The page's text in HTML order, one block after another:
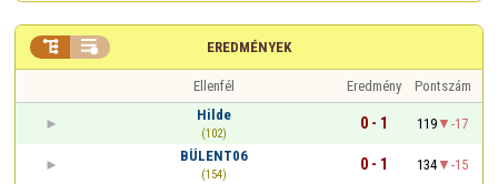
EREDMÉNYEK
 
Ellenfél Eredmény
Pontszám
Hilde
(102)
0 - 1 119
-17
BÜLENT06
(154)
0 - 1 134
-15